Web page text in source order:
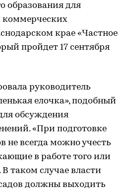
образования для
коммерческих
крае «Частное
пройдет 17 сентября
руководитель
елочка», подобный
обсуждения
«При подготовке
не всегда можно учесть
в работе того или
таком случае власти
должны выходить